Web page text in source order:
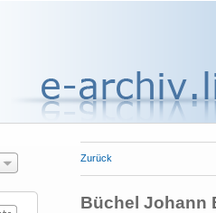
Zurück
Büchel Johann